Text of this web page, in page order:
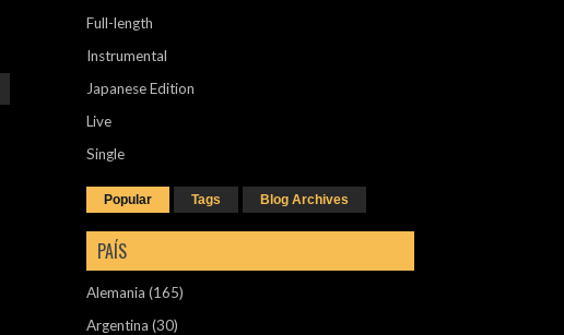
Full-length
Instrumental
Japanese Edition
Live
Single
Popular Tags Blog Archives
PAÍS
Alemania (165)
Argentina (30)